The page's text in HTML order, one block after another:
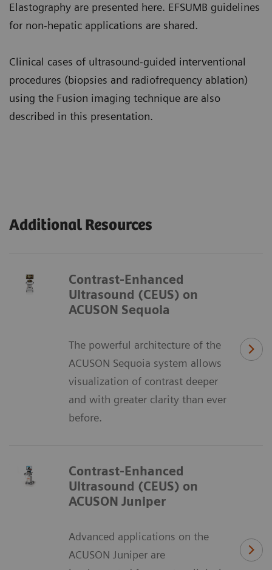
Elastography are presented here. EFSUMB guidelines
for non-hepatic applications are shared.
Clinical cases of ultrasound-guided interventional
procedures (biopsies and radiofrequency ablation)
using the Fusion imaging technique are also
described in this presentation.
Additional Resources
Contrast-Enhanced
Ultrasound (CEUS) on
ACUSON Sequoia
The powerful architecture of the
ACUSON Sequoia system allows
visualization of contrast deeper
and with greater clarity than ever
before.​
Contrast-Enhanced
Ultrasound (CEUS) on
ACUSON Juniper
Advanced applications on the
ACUSON Juniper are